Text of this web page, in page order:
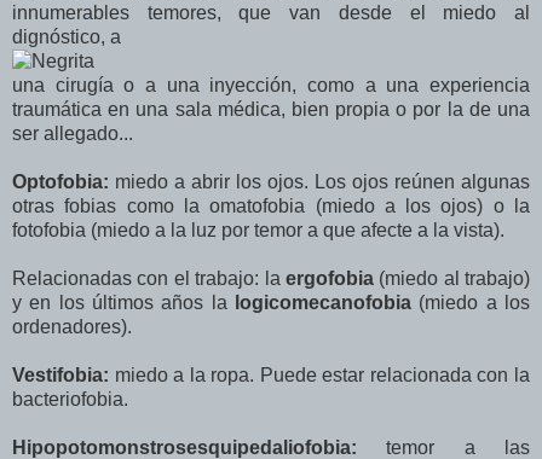
innumerables temores, que van desde el miedo al
dignóstico, a
una cirugía o a una inyección, como a una experiencia
traumática en una sala médica, bien propia o por la de una
ser allegado...
Optofobia: miedo a abrir los ojos. Los ojos reúnen algunas
otras fobias como la omatofobia (miedo a los ojos) o la
fotofobia (miedo a la luz por temor a que afecte a la vista).
Relacionadas con el trabajo: la ergofobia(miedo al trabajo)
y en los últimos años la
logicomecanofobia (miedo a los
ordenadores).
Vestifobia: miedo a la ropa. Puede estar relacionada con la
bacteriofobia.
Hipopotomonstrosesquipedaliofobia: temor a las